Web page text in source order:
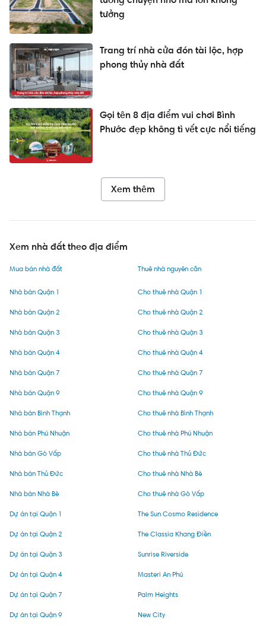
tưởng
Trang trí nhà cửa đón tài lộc, hợp
phong thủy nhà đất
Gọi tên 8 địa điểm vui chơi Bình
Phước đẹp không tì vết cực nổi tiếng
Xem thêm
Xem nhà đất theo địa điểm
Mua bán nhà đất
Nhà bán Quận 1
Nhà bán Quận 2
Nhà bán Quận 3
Nhà bán Quận 4
Nhà bán Quận 7
Nhà bán Quận 9
Nhà bán Bình Thạnh
Nhà bán Phú Nhuận
Nhà bán Gò Vấp
Nhà bán Thủ Đức
Nhà bán Nhà Bè
Thuê nhà nguyên căn
Cho thuê nhà Quận 1
Cho thuê nhà Quận 2
Cho thuê nhà Quận 3
Cho thuê nhà Quận 4
Cho thuê nhà Quận 7
Cho thuê nhà Quận 9
Cho thuê nhà Bình Thạnh
Cho thuê nhà Phú Nhuận
Cho thuê nhà Thủ Đức
Cho thuê nhà Nhà Bè
Cho thuê nhà Gò Vấp
Dự án tại Quận 1
Dự án tại Quận 2
Dự án tại Quận 3
Dự án tại Quận 4
Dự án tại Quận 7
Dự án tại Quận 9
The Sun Cosmo Residence
The Classia Khang Điền
Sunrise Riverside
Masteri An Phú
Palm Heights
New City